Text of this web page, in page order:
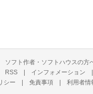
ソフト作者・ソフトハウスの方
RSS | インフォメーション
シー | 免責事項 | 利用者情